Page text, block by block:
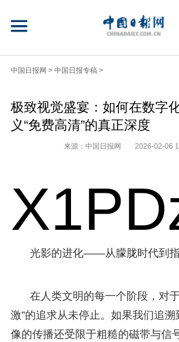
中国日报网 > 中国日报专稿 >
极致视觉盛宴：如何在数字
义“免费高清”的真正深度
来源：中国日报网 2026-02-06
光影的进化——从朦胧时代到
在人类文明的每一个阶段，对于
激”的追求从未停止。如果我们追
像的传播还受限于粗糙的磁带与信